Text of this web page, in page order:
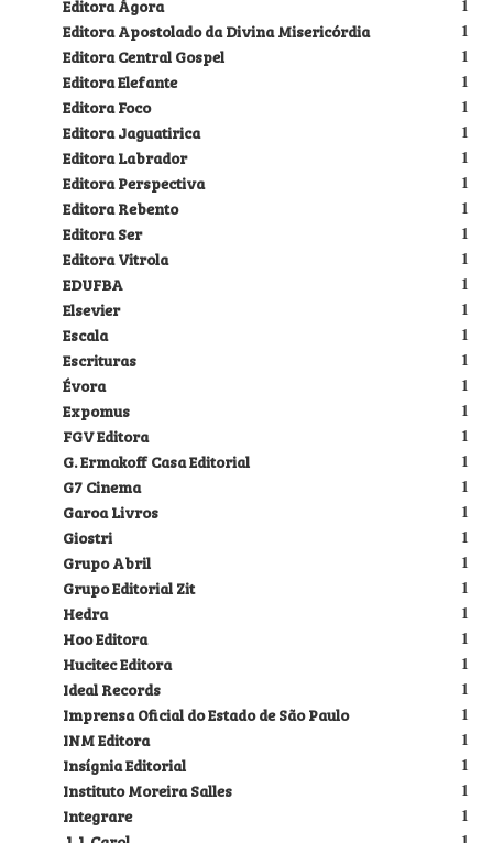
1
Editora Ágora
1
Editora Apostolado da Divina Misericórdia
1
Editora Central Gospel
1
Editora Elefante
1
Editora Foco
1
Editora Jaguatirica
1
Editora Labrador
1
Editora Perspectiva
1
Editora Rebento
1
Editora Ser
1
Editora Vitrola
1
EDUFBA
1
Elsevier
1
Escala
1
Escrituras
1
Évora
1
Expomus
1
FGV Editora
1
G. Ermakoff Casa Editorial
1
G7 Cinema
1
Garoa Livros
1
Giostri
1
Grupo Abril
1
Grupo Editorial Zit
1
Hedra
1
Hoo Editora
1
Hucitec Editora
1
Ideal Records
1
Imprensa Oficial do Estado de São Paulo
1
INM Editora
1
Insígnia Editorial
1
Instituto Moreira Salles
1
Integrare